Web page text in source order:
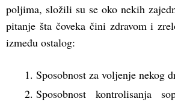
poljima, složili su se oko nekih
pitanje šta čoveka čini zdravom i
između ostalog:
Sposobnost za voljenje nekog
Sposobnost kontrolisanja